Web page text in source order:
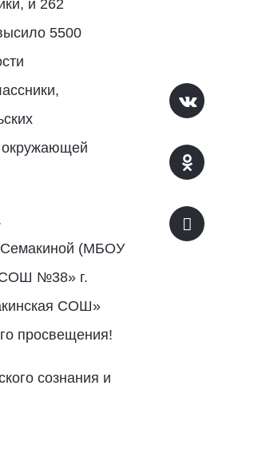
и 262
5500
окружающей
Семакиной (МБОУ
№38» г.
СОШ»
просвещения!
сознания и